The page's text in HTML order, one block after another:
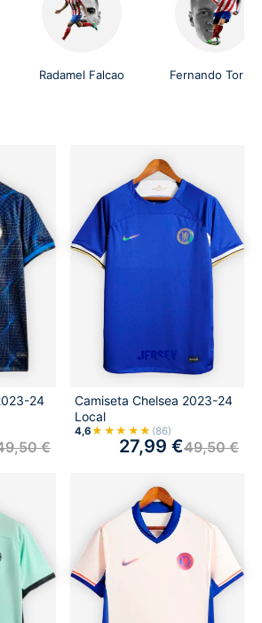
Radamel Falcao Fernando Torres
24
€
Camiseta Chelsea 2023-24
Local
4,6★★★★★ (86)
49,50€
27,99 €